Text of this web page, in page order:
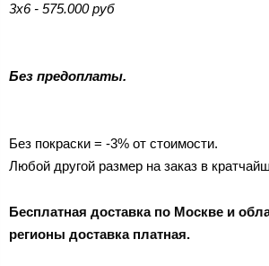
3х6 - 575.000 руб
Без предоплаты.
Без покраски = -3% от стоимости.
Любой другой размер на заказ в
Бесплатная доставка по Москве и
регионы доставка платная.